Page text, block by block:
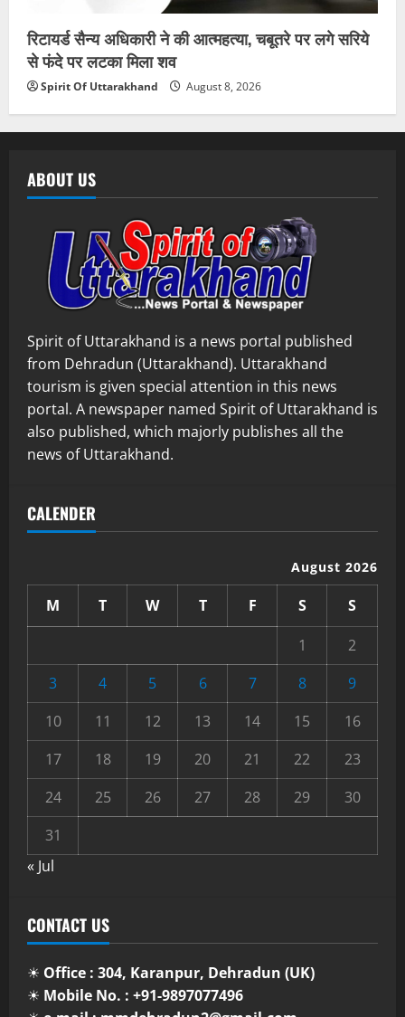
रिटायर्ड सैन्य अधिकारी ने की आत्महत्या, चबूतरे पर लगे सरिये
से फंदे पर लटका मिला शव
Spirit Of Uttarakhand August 8, 2026
ABOUT US
Spirit of Uttarakhand is a news portal published
from Dehradun (Uttarakhand). Uttarakhand
tourism is given special attention in this news
portal. A newspaper named Spirit of Uttarakhand is
also published, which majorly publishes all the
news of Uttarakhand.
CALENDER
August 2026
M T W T F S
S
1
2
3
4 5 6 7 8
9
10
11 12 13 14 15
16
17
18 19 20 21 22
23
24
25 26 27 28 29
30
31
« Jul
CONTACT US
☀ Office : 304, Karanpur, Dehradun (UK)
☀ Mobile No. : +91-9897077496